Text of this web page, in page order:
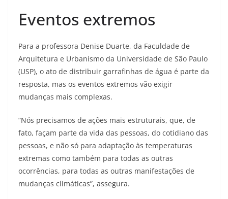
Eventos extremos
Para a professora Denise Duarte, da Faculdade de
Arquitetura e Urbanismo da Universidade de São Paulo
(USP), o ato de distribuir garrafinhas de água é parte da
resposta, mas os eventos extremos vão exigir
mudanças mais complexas.
“Nós precisamos de ações mais estruturais, que, de
fato, façam parte da vida das pessoas, do cotidiano das
pessoas, e não só para adaptação às temperaturas
extremas como também para todas as outras
ocorrências, para todas as outras manifestações de
mudanças climáticas”, assegura.